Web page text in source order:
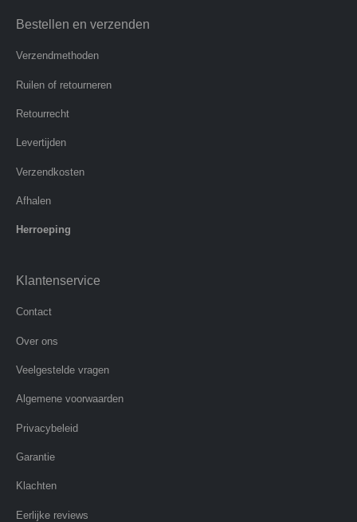
Bestellen en verzenden
Verzendmethoden
Ruilen of retourneren
Retourrecht
Levertijden
Verzendkosten
Afhalen
Herroeping
Klantenservice
Contact
Over ons
Veelgestelde vragen
Algemene voorwaarden
Privacybeleid
Garantie
Klachten
Eerlijke reviews